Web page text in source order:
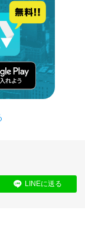
LINEに送る